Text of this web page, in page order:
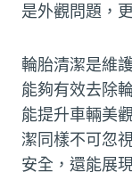
是外觀問題，
輪胎清潔是維
能夠有效去除
能提升車輛美
潔同樣不可忽
安全，還能展